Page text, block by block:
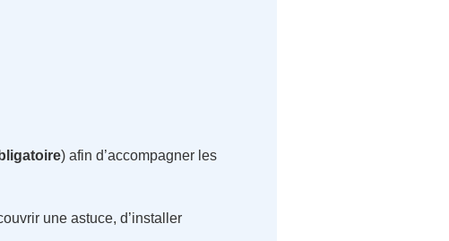
) afin d’accompagner les
une astuce, d’installer